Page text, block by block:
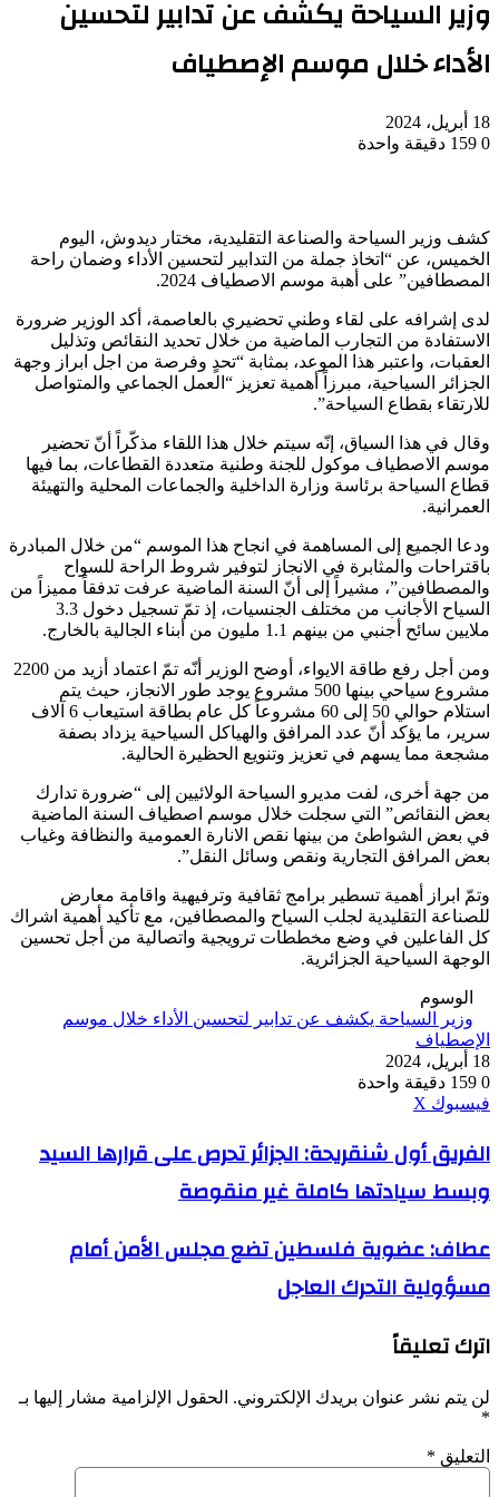
وزير السياحة يكشف عن تدابير لتحسين
الأداء خلال موسم الإصطياف
18 أبريل، 2024
0
دقيقة واحدة
كشف وزير السياحة والصناعة التقليدية، مختار ديدوش، اليوم
الخميس، عن “اتخاذ جملة من التدابير لتحسين الأداء وضمان راحة
المصطافين” على أهبة موسم الاصطياف 2024.
لدى إشرافه على لقاء وطني تحضيري بالعاصمة، أكد الوزير ضرورة
الاستفادة من التجارب الماضية من خلال تحديد النقائص وتذليل
العقبات، واعتبر هذا الموعد، بمثابة “تحدٍ وفرصة من اجل ابراز وجهة
الجزائر السياحية، مبرزاً أهمية تعزيز “العمل الجماعي والمتواصل
للارتقاء بقطاع السياحة”.
وقال في هذا السياق، إنّه سيتم خلال هذا اللقاء مذكّراً أنّ تحضير
موسم الاصطياف موكول للجنة وطنية متعددة القطاعات، بما فيها
قطاع السياحة برئاسة وزارة الداخلية والجماعات المحلية والتهيئة
العمرانية.
ودعا الجميع إلى المساهمة في انجاح هذا الموسم “من خلال المبادرة
باقتراحات والمثابرة في الانجاز لتوفير شروط الراحة للسواح
والمصطافين”، مشيراً إلى أنّ السنة الماضية عرفت تدفقاً مميزاً من
السياح الأجانب من مختلف الجنسيات، إذ تمّ تسجيل دخول 3.3
ملايين سائح أجنبي من بينهم 1.1 مليون من أبناء الجالية بالخارج.
ومن أجل رفع طاقة الايواء، أوضح الوزير أنّه تمّ اعتماد أزيد من 2200
مشروع سياحي بينها 500 مشروع يوجد طور الانجاز، حيث يتم
استلام حوالي 50 إلى 60 مشروعاً كل عام بطاقة استيعاب 6 آلاف
سرير، ما يؤكد أنّ عدد المرافق والهياكل السياحية يزداد بصفة
مشجعة مما يسهم في تعزيز وتنويع الحظيرة الحالية.
من جهة أخرى، لفت مديرو السياحة الولائيين إلى “ضرورة تدارك
بعض النقائص” التي سجلت خلال موسم اصطياف السنة الماضية
في بعض الشواطئ من بينها نقص الانارة العمومية والنظافة وغياب
بعض المرافق التجارية ونقص وسائل النقل”.
وتمّ ابراز أهمية تسطير برامج ثقافية وترفيهية واقامة معارض
للصناعة التقليدية لجلب السياح والمصطافين، مع تأكيد أهمية اشراك
كل الفاعلين في وضع مخططات ترويجية واتصالية من أجل تحسين
الوجهة السياحية الجزائرية.
الوسوم
وزير السياحة يكشف عن تدابير لتحسين الأداء خلال موسم
الإصطياف
18 أبريل، 2024
0
دقيقة واحدة
فيسبوك ‫X
الفريق
أول
شنقريحة:
الجزائر
على
قرارها
السيد
سيادتها
كاملة
منقوصة
الفريق أول شنقريحة: الجزائر تحرص على قرارها السيد
وبسط سيادتها كاملة غير منقوصة
عطاف:
عضوية
فلسطين
الأمن
مسؤولية
التحرك
عطاف: عضوية فلسطين تضع مجلس الأمن أمام
مسؤولية التحرك العاجل
اترك تعليقاً
لن يتم نشر عنوان بريدك الإلكتروني. الحقول الإلزامية مشار إليها بـ
*
التعليق *